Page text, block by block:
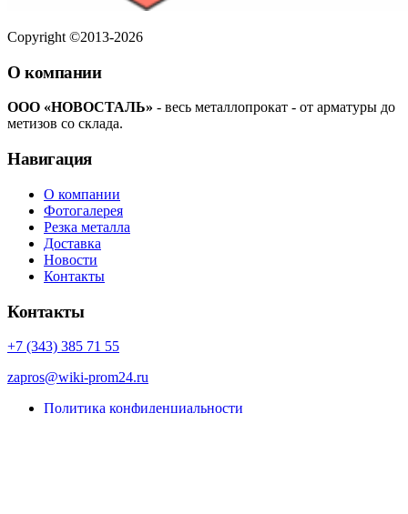
Copyright ©2013-2026
О компании
ООО «НОВОСТАЛЬ» - весь металлопрокат - от арматуры до
метизов со склада.
Навигация
О компании
Фотогалерея
Резка металла
Доставка
Новости
Контакты
Контакты
+7 (343) 385 71 55
zapros@wiki-prom24.ru
Политика конфиденциальности